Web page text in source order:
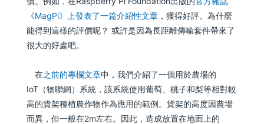
《MagPi》上發表了一篇介紹性文章 ，獲得好評。為什麼
能得到這樣的評價呢？ 或許是因為長距離傳輸套件帶來了
很大的好處吧。
在之前的專欄文章中，我們介紹了一個用於農場的
IoT（物聯網）系統，該系統使用葡萄、桃子和梨等相對較
高的貨架種植農作物作為應用的範例。貨架的高度因農場
而異，但一般在2m左右。因此，造成放置在地面上的